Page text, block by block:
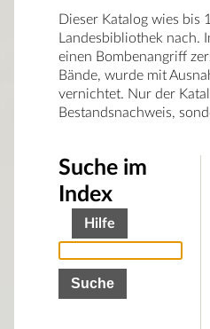
Dieser Katalog wies bis
Landesbibliothek
einen Bombenangriff
Bände, wurde mit
vernichtet. Nur der
Bestandsnachweis,
Suche im
Index
Hilfe